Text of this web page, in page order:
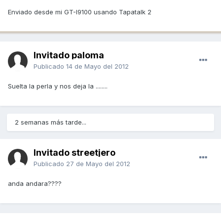
Enviado desde mi GT-I9100 usando Tapatalk 2
Invitado paloma
Publicado 14 de Mayo del 2012
Suelta la perla y nos deja la ........
2 semanas más tarde...
Invitado streetjero
Publicado 27 de Mayo del 2012
anda andara????